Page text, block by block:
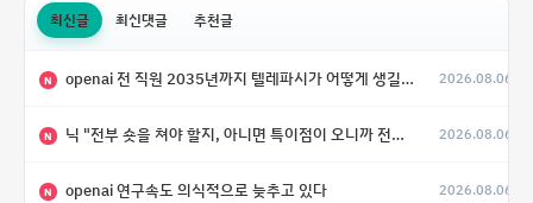
최신글 최신댓글 추천글
N openai 전 직원 2035년까지 텔레파시가 어떻게 생길 수 있는지 2026.08.06
N 닉 "전부 숏을 쳐야 할지, 아니면 특이점이 오니까 전부 롱을 쳐야 할지 모르겠다.” 2026.08.06
N openai 연구속도 의식적으로 늦추고 있다 2026.08.06